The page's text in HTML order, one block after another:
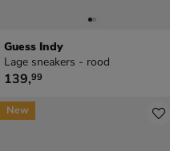
Guess Indy
Lage sneakers - rood
€ 139,99
139,99
New